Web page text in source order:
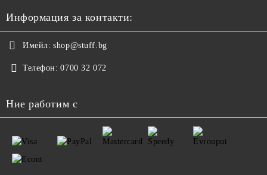
Информация за контакти:
Имейл: shop@stuff.bg
Телефон: 0700 32 072
Ние работим с